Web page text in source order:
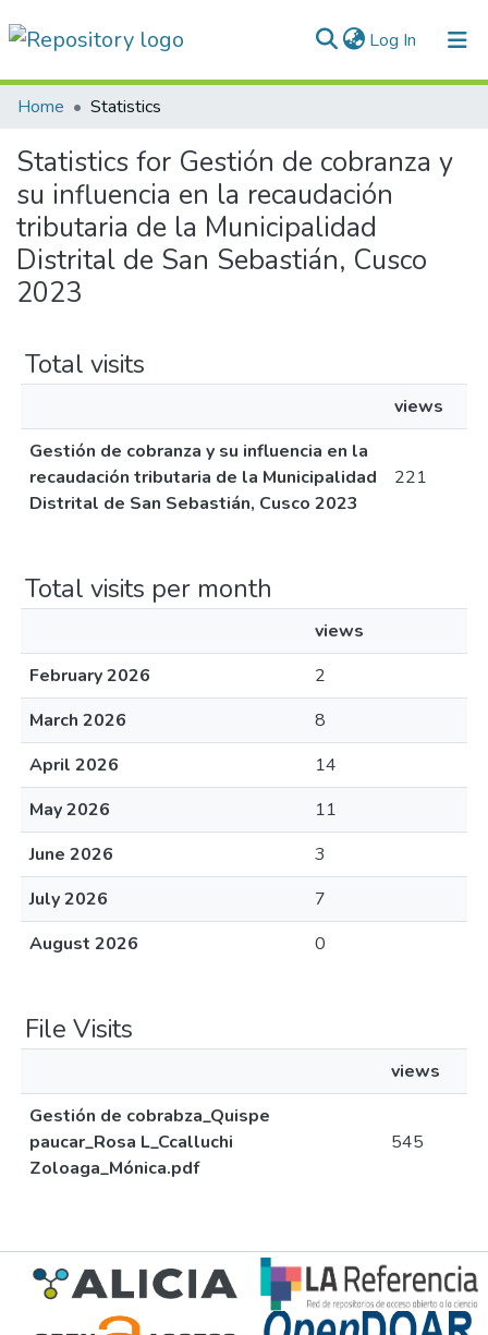
Log In (current)
Communities & Collections
All of DSpace
Normativas
Home Statistics
Statistics for Gestión de cobranza y
su influencia en la recaudación
tributaria de la Municipalidad
Distrital de San Sebastián, Cusco
2023
Total visits
views
Gestión de cobranza y su influencia en la
recaudación tributaria de la Municipalidad
Distrital de San Sebastián, Cusco 2023
221
Total visits per month
views
February 2026
2
March 2026
8
April 2026
14
May 2026
11
June 2026
3
July 2026
7
August 2026
0
File Visits
views
Gestión de cobrabza_Quispe
paucar_Rosa L_Ccalluchi
Zoloaga_Mónica.pdf
545